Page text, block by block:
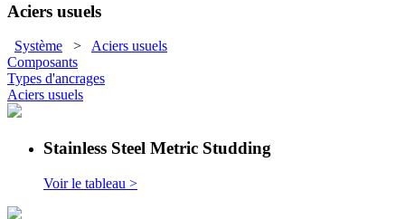
Aciers usuels
Système > Aciers usuels
Composants
Types d'ancrages
Aciers usuels
Stainless Steel Metric Studding
Voir le tableau >